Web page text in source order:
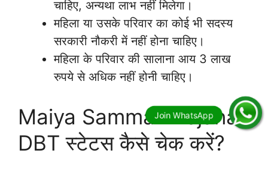
चाहिए, अन्यथा लाभ नहीं मिलेगा।
महिला या उसके परिवार का कोई भी सदस्य
सरकारी नौकरी में नहीं होना चाहिए।
महिला के परिवार की सालाना आय 3 लाख
रुपये से अधिक नहीं होनी चाहिए।
Maiya Samman Yojana
DBT स्टेटस कैसे चेक करें?